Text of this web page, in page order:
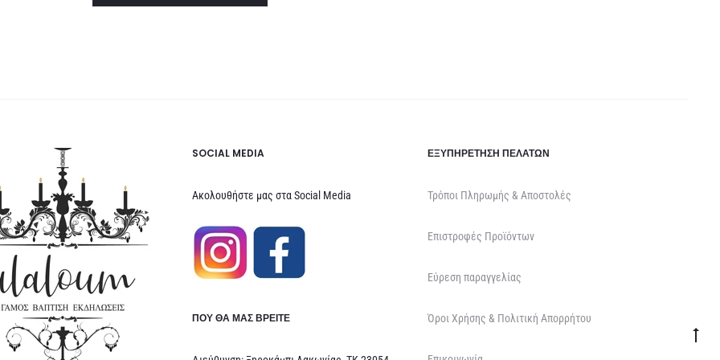
SOCIAL MEDIA
Ακολουθήστε μας στα Social Media
ΠΟΥ ΘΑ ΜΑΣ ΒΡΕΊΤΕ
ΕΞΥΠΗΡΈΤΗΣΗ ΠΕΛΑΤΏΝ
Τρόποι Πληρωμής & Αποστολές
Επιστροφές Προϊόντων
Εύρεση παραγγελίας
Όροι Χρήσης & Πολιτική Απορρήτου